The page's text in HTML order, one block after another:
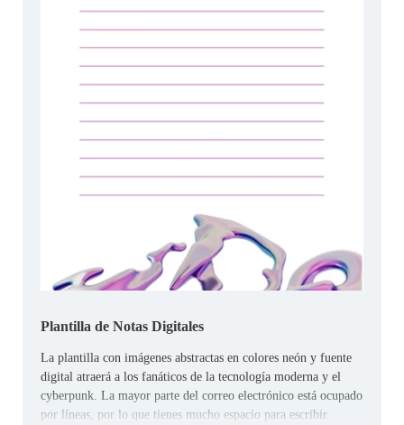
Plantilla de Notas Digitales
La plantilla con imágenes abstractas en colores neón y fuente
digital atraerá a los fanáticos de la tecnología moderna y el
cyberpunk. La mayor parte del correo electrónico está ocupado
por líneas, por lo que tienes mucho espacio para escribir.